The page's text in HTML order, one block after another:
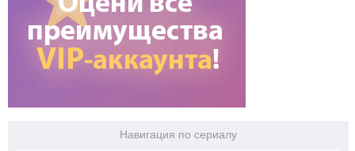
Навигация по сериалу